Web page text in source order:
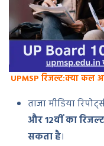
UPMSP रिजल्ट:क्या कल
ताजा मीडिया
और 12वीं का
सकता है।